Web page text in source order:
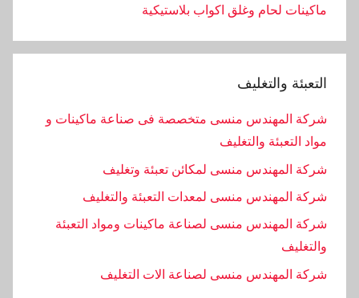
ماكينات لحام وغلق اكواب بلاستيكية
التعبئة والتغليف
شركة المهندس منسى متخصصة فى صناعة ماكينات و
مواد التعبئة والتغليف
شركة المهندس منسى لمكائن تعبئة وتغليف
شركة المهندس منسى لمعدات التعبئة والتغليف
شركة المهندس منسى لصناعة ماكينات ومواد التعبئة
والتغليف
‏شركة المهندس منسى لصناعة الات التغليف